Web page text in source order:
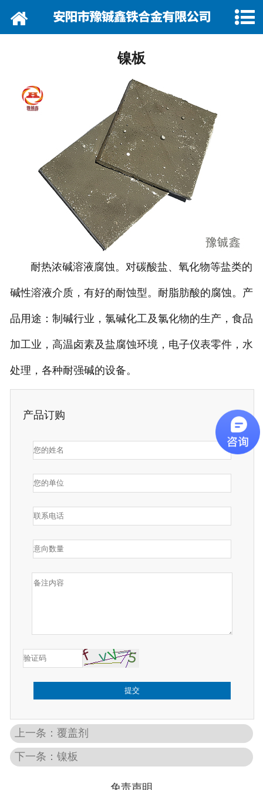
网站首页
企业巡礼
产品展示
产品行情
营销网络
镍板
耐热浓碱溶液腐蚀。对碳酸盐、氧化物等盐类的
碱性溶液介质，有好的耐蚀型。耐脂肪酸的腐蚀。产
品用途：制碱行业，氯碱化工及氯化物的生产，食品
加工业，高温卤素及盐腐蚀环境，电子仪表零件，水
处理，各种耐强碱的设备。
产品订购
提交
上一条：覆盖剂
下一条：镍板
免责声明